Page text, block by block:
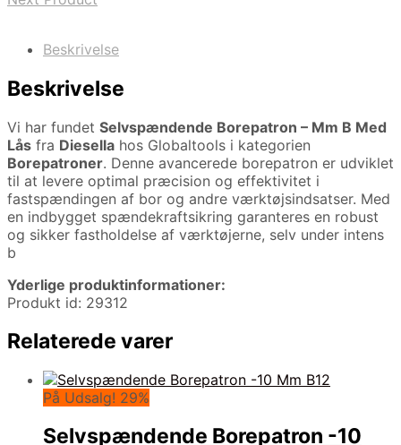
Beskrivelse
Beskrivelse
Vi har fundet Selvspændende Borepatron – Mm B Med
Lås fra Diesella hos Globaltools i kategorien
Borepatroner. Denne avancerede borepatron er udviklet
til at levere optimal præcision og effektivitet i
fastspændingen af bor og andre værktøjsindsatser. Med
en indbygget spændekraftsikring garanteres en robust
og sikker fastholdelse af værktøjerne, selv under intens
b
Yderlige produktinformationer:
Produkt id: 29312
Relaterede varer
På Udsalg! 29%
Selvspændende Borepatron -10